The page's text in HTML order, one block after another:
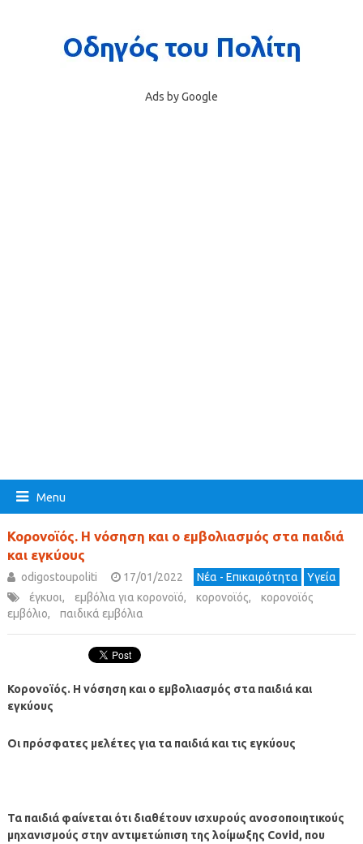
Ads by Google
Menu
Κορονοϊός. Η νόσηση και ο εμβολιασμός στα παιδιά
και εγκύους
odigostoupoliti 17/01/2022 Νέα - Επικαιρότητα
Υγεία
έγκυοι, εμβόλια για κορονοϊό, κορονοϊός,
κορονοϊός
εμβόλιο, παιδικά εμβόλια
Κορονοϊός. Η νόσηση και ο εμβολιασμός στα παιδιά και
εγκύους
Οι πρόσφατες μελέτες για τα παιδιά και τις εγκύους
Τα παιδιά φαίνεται ότι διαθέτουν ισχυρούς ανοσοποιητικούς
μηχανισμούς στην αντιμετώπιση της λοίμωξης Covid, που